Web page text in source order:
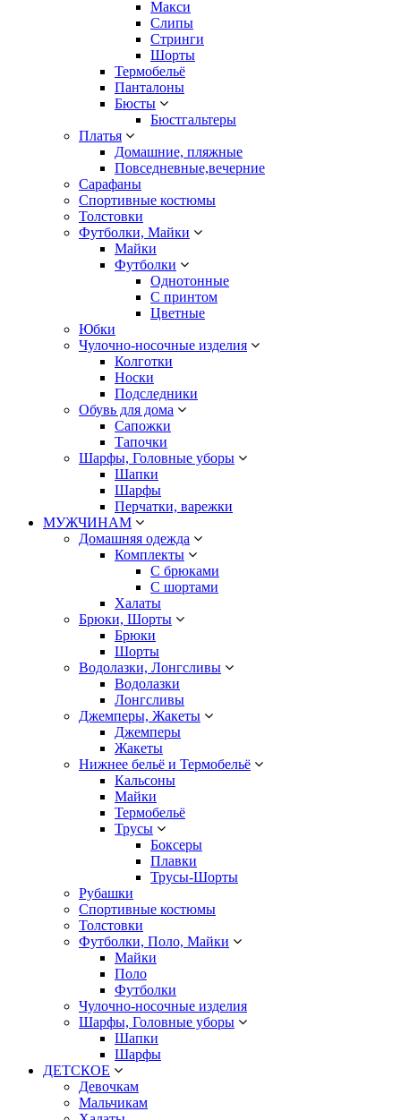
Макси
Слипы
Стринги
Шорты
Термобельё
Панталоны
Бюсты
Бюстгальтеры
Платья
Домашние, пляжные
Повседневные,вечерние
Сарафаны
Спортивные костюмы
Толстовки
Футболки, Майки
Майки
Футболки
Однотонные
С принтом
Цветные
Юбки
Чулочно-носочные изделия
Колготки
Носки
Подследники
Обувь для дома
Сапожки
Тапочки
Шарфы, Головные уборы
Шапки
Шарфы
Перчатки, варежки
МУЖЧИНАМ
Домашняя одежда
Комплекты
С брюками
С шортами
Халаты
Брюки, Шорты
Брюки
Шорты
Водолазки, Лонгсливы
Водолазки
Лонгсливы
Джемперы, Жакеты
Джемперы
Жакеты
Нижнее бельё и Термобельё
Кальсоны
Майки
Термобельё
Трусы
Боксеры
Плавки
Трусы-Шорты
Рубашки
Спортивные костюмы
Толстовки
Футболки, Поло, Майки
Майки
Поло
Футболки
Чулочно-носочные изделия
Шарфы, Головные уборы
Шапки
Шарфы
ДЕТСКОЕ
Девочкам
Мальчикам